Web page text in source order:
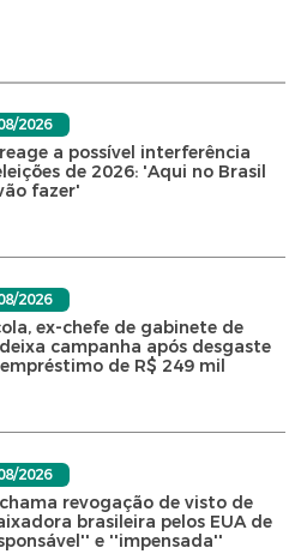
2026
a possível interferência
de 2026: 'Aqui no Brasil
fazer'
2026
ex-chefe de gabinete de
campanha após desgaste
de R$ 249 mil
2026
revogação de visto de
brasileira pelos EUA de
e ''impensada''